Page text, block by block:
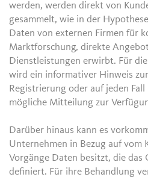
werden, werden direkt von
gesammelt, wie in der
Daten von externen Firmen für
Marktforschung, direkte
Dienstleistungen erwirbt. Für
wird ein informativer Hinweis
Registrierung oder auf jeden
mögliche Mitteilung zur
Darüber hinaus kann es
Unternehmen in Bezug auf vom
Vorgänge Daten besitzt, die das
definiert. Für ihre Behandlung